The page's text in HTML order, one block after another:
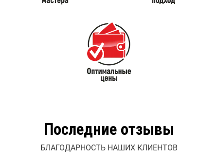
Последние отзывы
БЛАГОДАРНОСТЬ НАШИХ КЛИЕНТОВ